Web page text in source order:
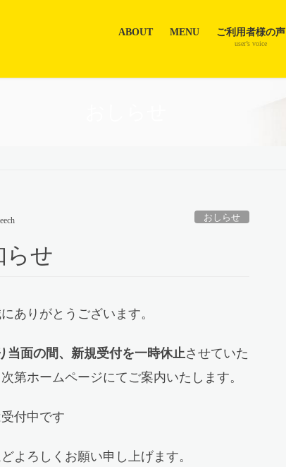
ABOUT MENU ご利用者様の声
user’s voice
おしらせ
せ
ありがとうございます。
当面の間、新規受付を一時休止させていた
第ホームページにてご案内いたします。
付中です
よろしくお願い申し上げます。